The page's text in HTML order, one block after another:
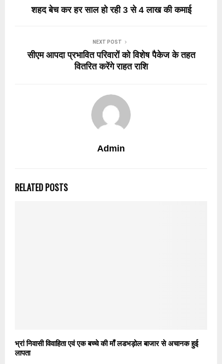
शहद बेच कर हर साल हो रही 3 से 4 लाख की कमाई
NEXT POST
सीएम आपदा प्रभावित परिवारों को विशेष पैकेज के तहत
वितरित करेंगे राहत राशि
Admin
RELATED POSTS
भ्रां निवासी विवाहिता एवं एक बच्चे की माँ लडभड़ोल बाजार से अचानक हुई
लापता